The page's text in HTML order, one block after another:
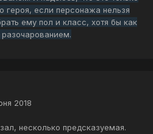
героя, если персонажа нельзя
ему пол и класс, хотя бы как
разочарованием.
2018
несколько предсказуемая.